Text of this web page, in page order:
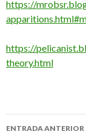
https://
https://
theory.html
Navegación
ENTRADA ANTERIOR